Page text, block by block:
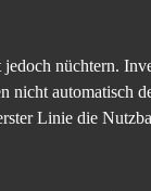
nüchtern.
nicht automatisch
Linie die